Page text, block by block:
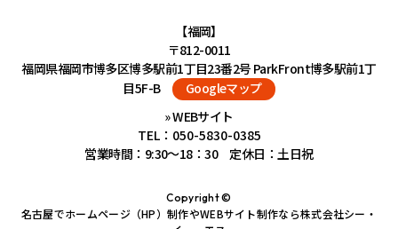
【福岡】
〒812-0011
福岡県福岡市博多区博多駅前1丁目23番2号 ParkFront博多駅前1丁
目5F-B
Googleマップ
» WEBサイト
TEL： 050-5830-0385
営業時間：9:30～18：30 定休日：土日祝
Copyright ©
名古屋でホームページ（HP）制作やWEBサイト制作なら株式会社シー・